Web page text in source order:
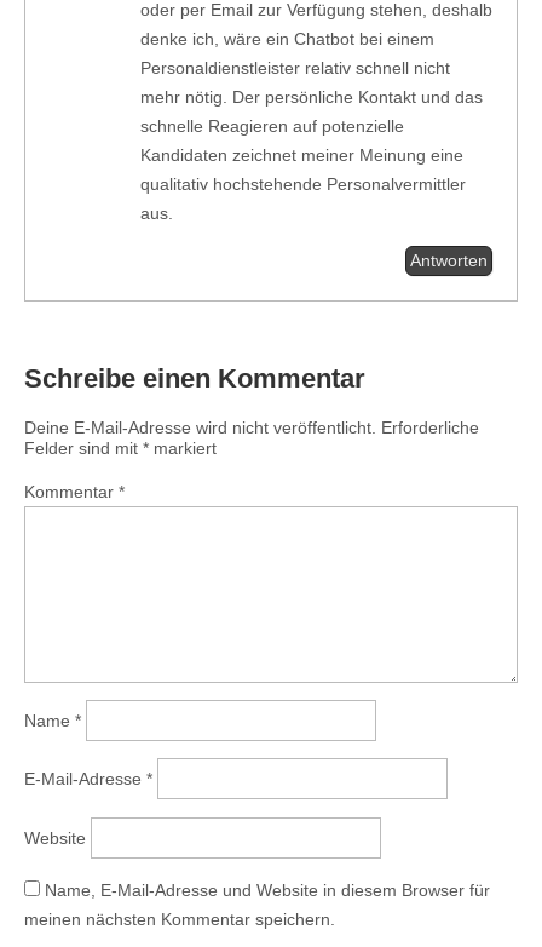
oder per Email zur Verfügung stehen, deshalb
denke ich, wäre ein Chatbot bei einem
Personaldienstleister relativ schnell nicht
mehr nötig. Der persönliche Kontakt und das
schnelle Reagieren auf potenzielle
Kandidaten zeichnet meiner Meinung eine
qualitativ hochstehende Personalvermittler
aus.
Antworten
Schreibe einen Kommentar
Deine E-Mail-Adresse wird nicht veröffentlicht. Erforderliche
Felder sind mit * markiert
Kommentar *
Name *
E-Mail-Adresse *
Website
Name, E-Mail-Adresse und Website in diesem Browser für
meinen nächsten Kommentar speichern.